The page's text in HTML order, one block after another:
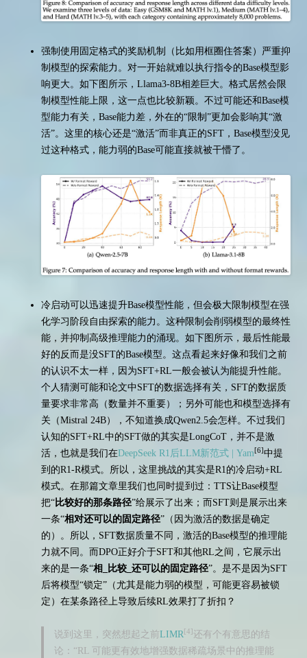
强制使用固定格式的奖励机制（比如用框圈住答案）严重抑
制模型的探索能力。对一开始就难以执行指令的Base模型影
响更大。如下图所示，Llama3-8B相差巨大。格式居然会限
制模型性能上限，这一点也比较新颖。不过可能还和Base模
型能力有关，Base能力差，外在的“限制”更加会影响其“激
活”。这里的核心还是“激活”而非真正的SFT，Base模型没见
过这种格式，能力弱的Base可能直接就被干懵了。
冷启动可以迅速提升Base模型性能，但会极大限制模型在强
化学习阶段自由探索的能力。这种限制会削弱模型的最终性
能，并抑制高级推理能力的涌现。如下图所示，最后性能最
好的反而是没SFT的Base模型。这点看起来好像和我们之前
的认识不太一样，因为SFT+RL一般会被认为能提升性能。
个人猜测可能和论文中SFT的数据选择有关，SFT的数据质
量要求非常高（数量并不重要）；另外可能也和模型选择有
关（Mistral 24B），不知道换成Qwen2.5会怎样。不过我们
认知的SFT+RL中的SFT做的其实是LongCoT，并不是激
活，也就是我们在DeepSeek R1后LLM新范式 | Yam[6]中提
到的R1-R模式。所以，这里挑战的其实是R1的冷启动+RL
模式。在那篇文章里我们也同时提到过：TTS让Base模型
把“ 比较好的那条路径”给展示了出来；而SFT则是展示出来
一条“相对还可以的固定路径”（因为激活的数据是确定
的）。所以，SFT数据质量不同，激活的Base模型的推理能
力就不同。而DPO正好介于SFT和其他RL之间，它展示出
来的是一条“相_比较_还可以的固定路径”。是不是因为SFT
后将模型“锁定”（尤其是能力弱的模型，可能更容易被锁
定）在某条路径上导致后续RL效果打了折扣？
说到这里，突然想起之前LIMR[4] 还有个有意思的结
论：“RL 可能更有效地增强数据稀疏场景中的推理能